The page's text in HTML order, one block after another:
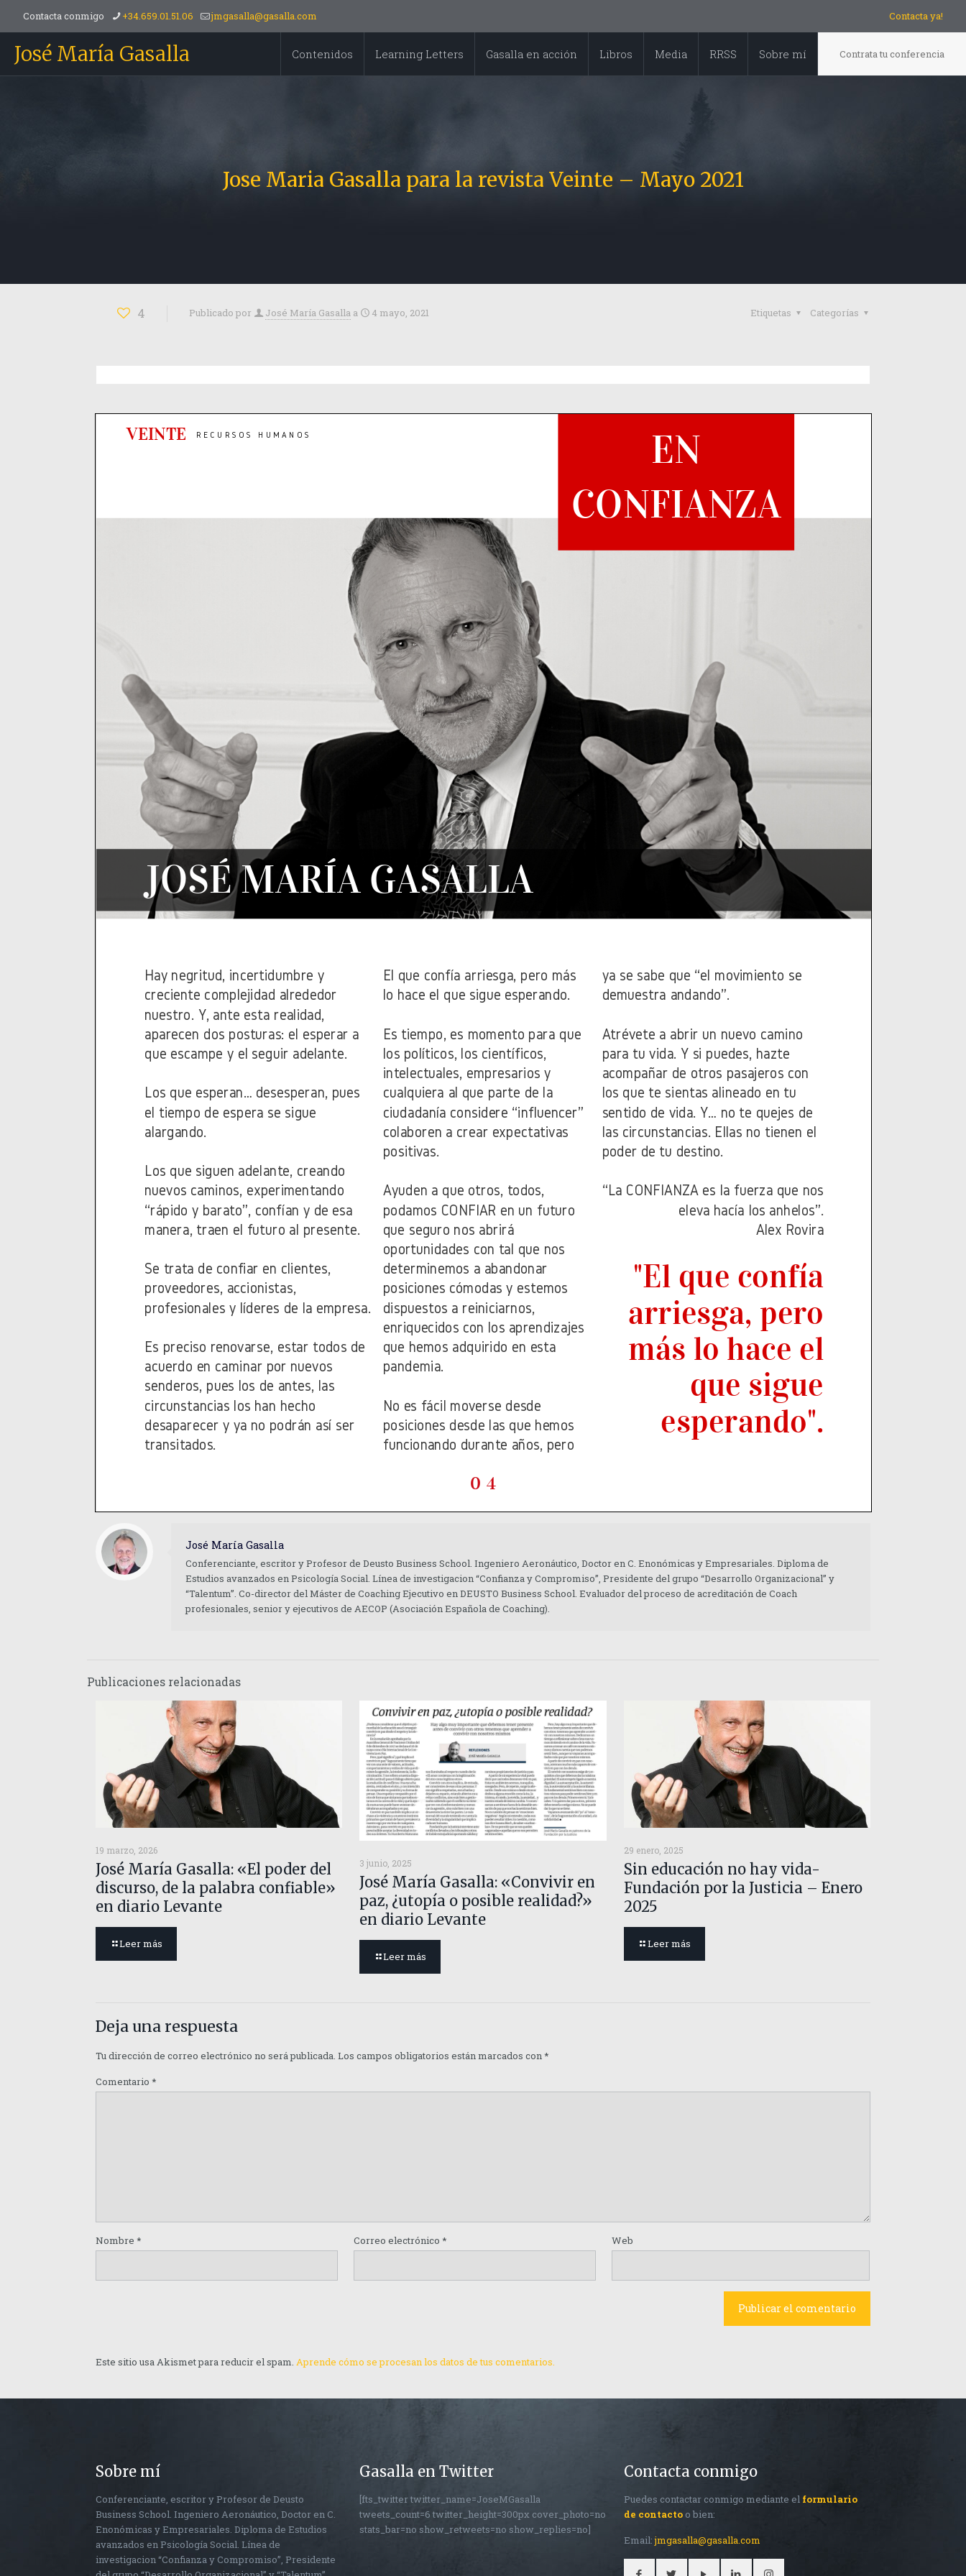
Contacta conmigo +34.659.01.51.06 jmgasalla@gasalla.com Contacta ya!
José María Gasalla Contenidos Learning Letters Gasalla en acción Libros Media RRSS Sobre mí Contrata tu conferencia
Jose Maria Gasalla para la revista Veinte – Mayo 2021
4 Publicado por José María Gasalla a 4 mayo, 2021 Categorías
Etiquetas
José María Gasalla
Conferenciante, escritor y Profesor de Deusto Business School. Ingeniero Aeronáutico, Doctor en C. Enonómicas y Empresariales. Diploma de
Estudios avanzados en Psicología Social. Línea de investigacion “Confianza y Compromiso”, Presidente del grupo “Desarrollo Organizacional” y
“Talentum”. Co-director del Máster de Coaching Ejecutivo en DEUSTO Business School. Evaluador del proceso de acreditación de Coach
profesionales, senior y ejecutivos de AECOP (Asociación Española de Coaching).
Publicaciones relacionadas
19 marzo, 2026
José María Gasalla: «El poder del
discurso, de la palabra confiable»
en diario Levante
Leer más
3 junio, 2025
José María Gasalla: «Convivir en
paz, ¿utopía o posible realidad?»
en diario Levante
Leer más
29 enero, 2025
Sin educación no hay vida-
Fundación por la Justicia – Enero
2025
Leer más
Deja una respuesta
Tu dirección de correo electrónico no será publicada. Los campos obligatorios están marcados con*
Comentario *
Nombre * Correo electrónico * Web
Este sitio usa Akismet para reducir el spam. Aprende cómo se procesan los datos de tus comentarios.
Sobre mí
Conferenciante, escritor y Profesor de Deusto
Business School. Ingeniero Aeronáutico, Doctor en C.
Enonómicas y Empresariales. Diploma de Estudios
avanzados en Psicología Social. Línea de
investigacion “Confianza y Compromiso”, Presidente
Gasalla en Twitter
[fts_twitter twitter_name=JoseMGasalla
tweets_count=6 twitter_height=300px cover_photo=no
stats_bar=no show_retweets=no show_replies=no]
Contacta conmigo
Puedes contactar conmigo mediante el formulario
de contactoo bien:
Email:jmgasalla@gasalla.com